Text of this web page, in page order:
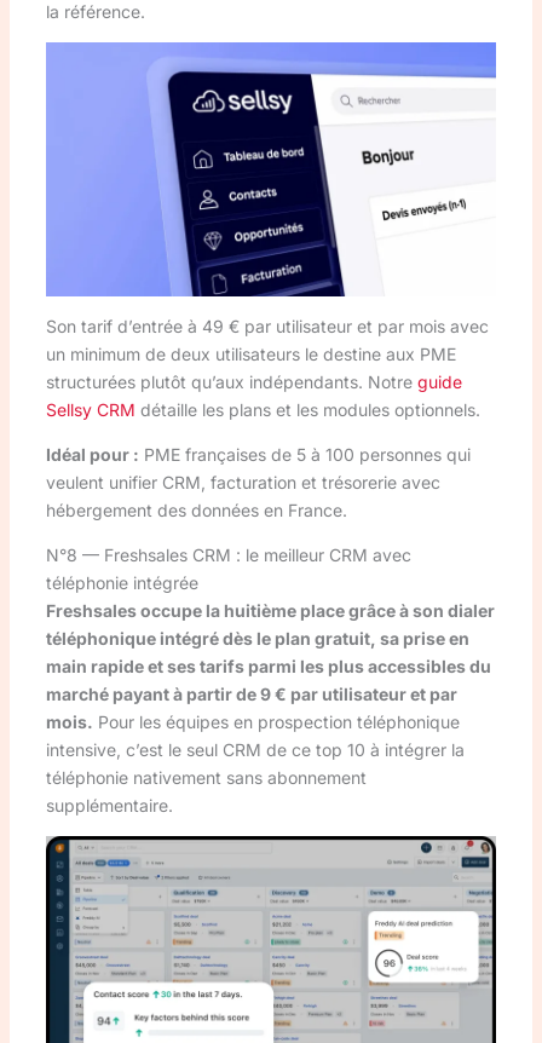
la référence.
Son tarif d’entrée à 49 € par utilisateur et par mois avec
un minimum de deux utilisateurs le destine aux PME
structurées plutôt qu’aux indépendants. Notre guide
Sellsy CRM détaille les plans et les modules optionnels.
Idéal pour : PME françaises de 5 à 100 personnes qui
veulent unifier CRM, facturation et trésorerie avec
hébergement des données en France.
N°8 — Freshsales CRM : le meilleur CRM avec
téléphonie intégrée
Freshsales occupe la huitième place grâce à son dialer
téléphonique intégré dès le plan gratuit, sa prise en
main rapide et ses tarifs parmi les plus accessibles du
marché payant à partir de 9 € par utilisateur et par
mois. Pour les équipes en prospection téléphonique
intensive, c’est le seul CRM de ce top 10 à intégrer la
téléphonie nativement sans abonnement
supplémentaire.